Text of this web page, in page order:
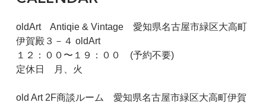
oldArt Antiqie & Vintage 愛知県名古屋市緑区大高町
伊賀殿３－４ oldArt
１２：００〜１９：００ (予約不要)
定休日 月、火
old Art 2F商談ルーム 愛知県名古屋市緑区大高町伊賀